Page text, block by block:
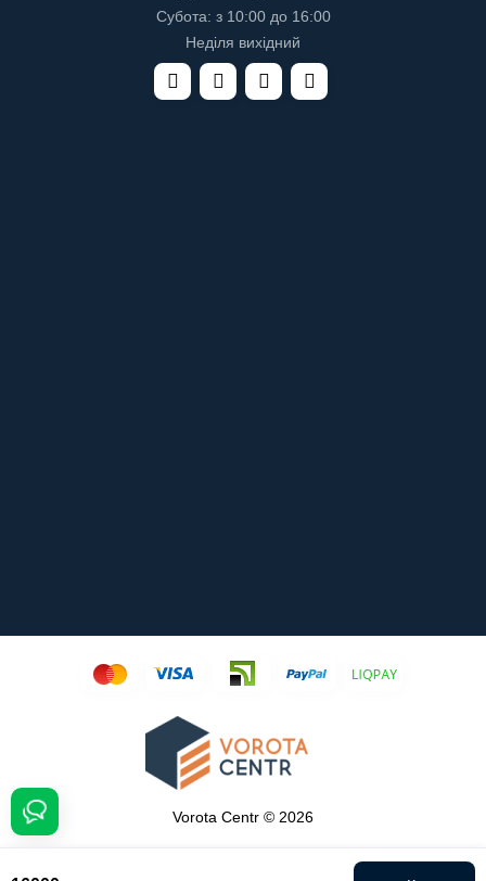
Субота: з 10:00 до 16:00
Неділя вихідний
Vorota Centr © 2026